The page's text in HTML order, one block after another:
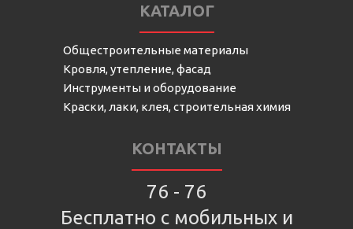
КАТАЛОГ
Общестроительные материалы
Кровля, утепление, фасад
Инструменты и оборудование
Краски, лаки, клея, строительная химия
КОНТАКТЫ
76 - 76
Бесплатно с мобильных и